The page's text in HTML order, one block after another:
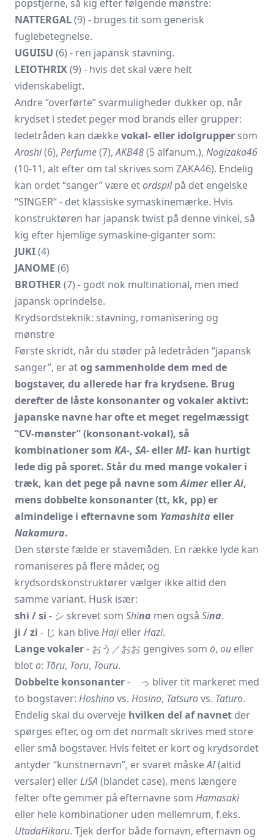
popstjerne, så kig efter følgende mønstre:
NATTERGAL(9) - bruges tit som generisk
fuglebetegnelse.
UGUISU (6) - ren japansk stavning.
LEIOTHRIX(9) - hvis det skal være helt
videnskabeligt.
Andre “overførte” svarmuligheder dukker op, når
krydset i stedet peger mod brands eller grupper:
ledetråden kan dækkevokal- eller idolgrupper som
Arashi(6), Perfume(7),AKB48(5 alfanum.), Nogizaka46
(10-11, alt efter om tal skrives som ZAKA46). Endelig
kan ordet “sanger” være etordspilpå det engelske
“SINGER” - det klassiske symaskinemærke. Hvis
konstruktøren har japansk twist på denne vinkel, så
kig efter hjemlige symaskine-giganter som:
JUKI(4)
JANOME (6)
BROTHER(7) - godt nok multinational, men med
japansk oprindelse.
Krydsordsteknik: stavning, romanisering og
mønstre
Første skridt, når du støder på ledetråden “japansk
sanger”, er atog sammenholde dem med de
bogstaver, du allerede har fra krydsene. Brug
derefter de låste konsonanter og vokaler aktivt:
japanske navne har ofte et meget regelmæssigt
“CV-mønster” (konsonant-vokal), så
kombinationer som KA-, SA-ellerMI- kan hurtigt
lede dig på sporet. Står du med mange vokaler i
træk, kan det pege på navne somAimerellerAi,
mens dobbelte konsonanter (tt, kk, pp) er
almindelige i efternavne som Yamashita eller
Nakamura.
Den største fælde er stavemåden. En række lyde kan
romaniseres på flere måder, og
krydsordskonstruktører vælger ikke altid den
samme variant. Husk især:
shi / si - シ skrevet som Shina men også Sina.
ji / zi - じ kan bliveHajiellerHazi.
Lange vokaler- おう／おお gengives som ō, ou eller
bloto: Tōru, Toru, Touru.
Dobbelte konsonanter- っ bliver tit markeret med
to bogstaver: Hoshinovs. Hosino, Tatsurovs. Taturo.
Endelig skal du overveje hvilken del af navnet der
spørges efter, og om det normalt skrives med store
eller små bogstaver. Hvis feltet er kort og krydsordet
antyder “kunstnernavn”, er svaret måskeAI(altid
versaler) ellerLiSA (blandet case), mens længere
felter ofte gemmer på efternavne som Hamasaki
eller hele kombinationer uden mellemrum, f.eks.
UtadaHikaru. Tjek derfor både fornavn, efternavn og